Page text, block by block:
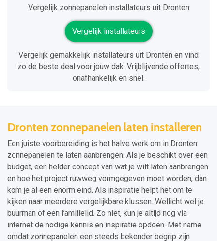
Vergelijk zonnepanelen installateurs uit Dronten
Vergelijk installateurs
Vergelijk gemakkelijk installateurs uit Dronten en vind
zo de beste deal voor jouw dak. Vrijblijvende offertes,
onafhankelijk en snel.
Dronten zonnepanelen laten installeren
Een juiste voorbereiding is het halve werk om in Dronten
zonnepanelen te laten aanbrengen. Als je beschikt over een
budget, een helder concept van wat je wilt laten aanbrengen
en hoe het project ruwweg vormgegeven moet worden, dan
kom je al een enorm eind. Als inspiratie helpt het om te
kijken naar meerdere vergelijkbare klussen. Wellicht wel je
buurman of een familielid. Zo niet, kun je altijd nog via
internet de nodige kennis en inspiratie opdoen. Met name
omdat zonnepanelen een steeds bekender begrip zijn